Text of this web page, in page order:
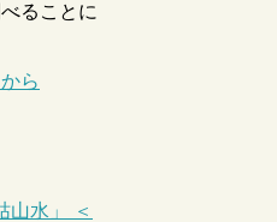
ることに
ら
山水」 ＜